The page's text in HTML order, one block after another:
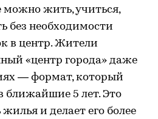
можно жить, учиться,
без необходимости
в центр. Жители
«центр города» даже
— формат, который
ближайшие 5 лет. Это
и делает его более